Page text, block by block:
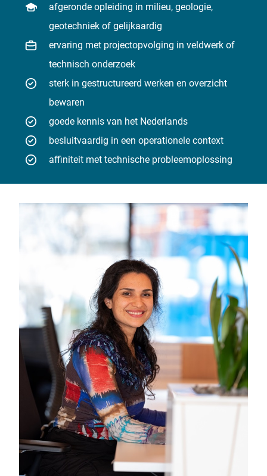
afgeronde opleiding in milieu, geologie,
geotechniek of gelijkaardig
ervaring met projectopvolging in veldwerk of
technisch onderzoek
sterk in gestructureerd werken en overzicht
bewaren
goede kennis van het Nederlands
besluitvaardig in een operationele context
affiniteit met technische probleemoplossing